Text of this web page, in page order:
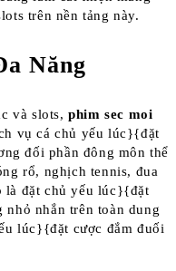
trên nền tảng này.
Năng
và slots,phim sec moi
vụ cá chủ yếu lúc}{đặt
đối phần đông môn thể
rổ, nghịch tennis, đua
là đặt chủ yếu lúc}{đặt
nhỏ nhắn trên toàn dung
lúc}{đặt cược đắm đuối